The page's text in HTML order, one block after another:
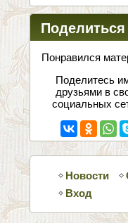
Поделиться
соцсетях
Понравился
Поделитесь
друзьями в
социальных
Новости
Вход